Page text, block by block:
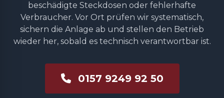
beschädigte Steckdosen oder fehlerhafte
Verbraucher. Vor Ort prüfen wir systematisch,
sichern die Anlage ab und stellen den Betrieb
wieder her, sobald es technisch verantwortbar ist.
0157 9249 92 50